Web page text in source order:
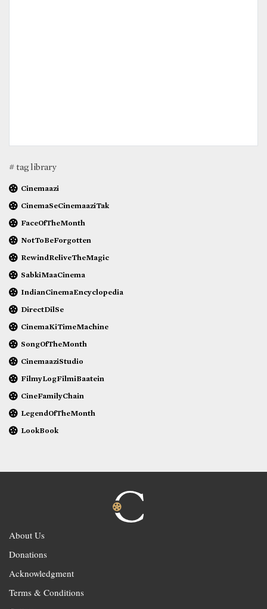
# tag library
Cinemaazi
CinemaSeCinemaaziTak
FaceOfTheMonth
NotToBeForgotten
RewindReliveTheMagic
SabkiMaaCinema
IndianCinemaEncyclopedia
DirectDilSe
CinemaKiTimeMachine
SongOfTheMonth
CinemaaziStudio
FilmyLogFilmiBaatein
CineFamilyChain
LegendOfTheMonth
LookBook
About Us
Donations
Acknowledgment
Terms & Conditions